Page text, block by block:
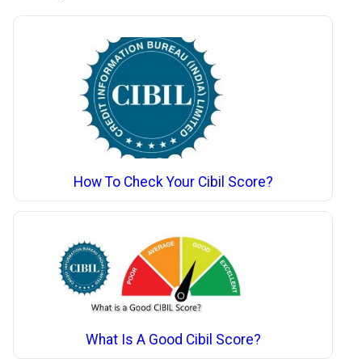
How To Check Your Cibil Score?
What Is A Good Cibil Score?